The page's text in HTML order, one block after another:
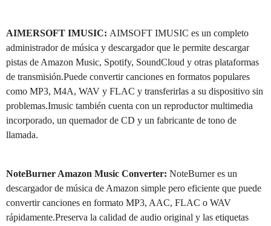
AIMERSOFT IMUSIC: AIMSOFT IMUSIC es un completo
administrador de música y descargador que le permite descargar
pistas de Amazon Music, Spotify, SoundCloud y otras plataformas
de transmisión.Puede convertir canciones en formatos populares
como MP3, M4A, WAV y FLAC y transferirlas a su dispositivo sin
problemas.Imusic también cuenta con un reproductor multimedia
incorporado, un quemador de CD y un fabricante de tono de
llamada.
NoteBurner Amazon Music Converter: NoteBurner es un
descargador de música de Amazon simple pero eficiente que puede
convertir canciones en formato MP3, AAC, FLAC o WAV
rápidamente.Preserva la calidad de audio original y las etiquetas